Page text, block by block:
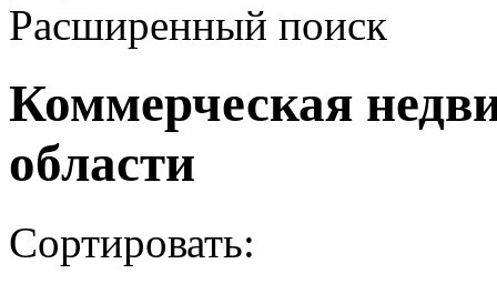
Расширенный поиск
Коммерческая
области
Сортировать: